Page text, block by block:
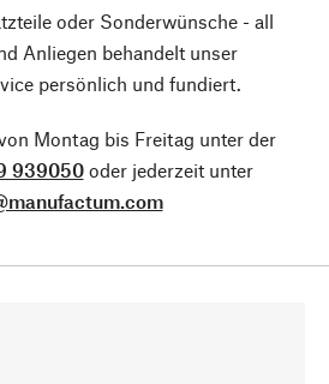
oder Sonderwünsche - all
Anliegen behandelt unser
persönlich und fundiert.
Montag bis Freitag unter der
939050oder jederzeit unter